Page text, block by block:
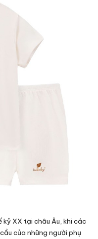
kỷ XX tại châu Âu, khi các
của những người phụ